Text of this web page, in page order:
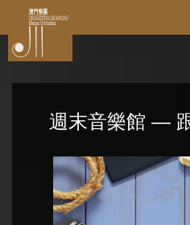
週末音樂館 —